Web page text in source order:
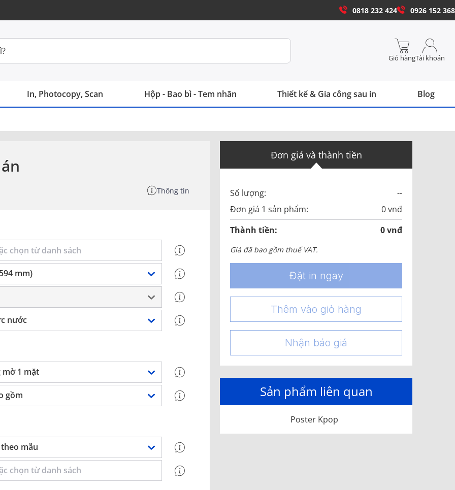
0818 232 424 0926 152 368
Giỏ hàngTài khoản
In, Photocopy, Scan Hộp - Bao bì - Tem nhãn Thiết kế & Gia công sau in Blog
Thông tin
mm)
nước
mờ 1 mặt
gồm
mẫu
Đơn giá và thành tiền
Số lượng:
--
Đơn giá 1 sản phẩm:
0 vnđ
Thành tiền:
0 vnđ
Giá đã bao gồm thuế VAT.
Đặt in ngay
Thêm vào giỏ hàng
Nhận báo giá
Sản phẩm liên quan
Poster Kpop